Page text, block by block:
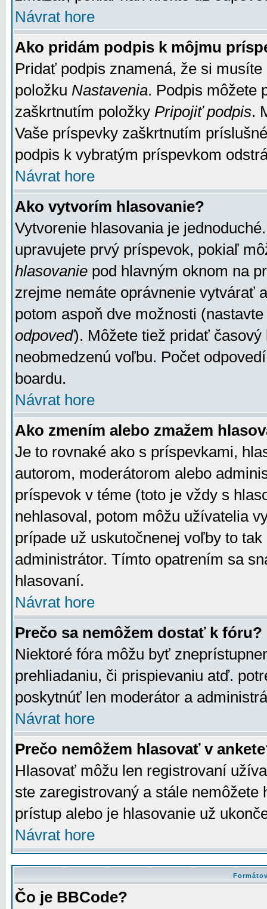
Návrat hore
Ako pridám podpis k môjmu
Pridať podpis znamená, že si
položku Nastavenia. Podpis môžete
zaškrtnutím položky Pripojiť podpis.
Vaše príspevky zaškrtnutím
podpis k vybratým príspevkom
Návrat hore
Ako vytvorím hlasovanie?
Vytvorenie hlasovania je
upravujete prvý príspevok, pokiaľ
hlasovanie pod hlavným oknom na
zrejme nemáte oprávnenie vytvárať
potom aspoň dve možnosti
odpoveď). Môžete tiež pridať
neobmedzenú voľbu. Počet
boardu.
Návrat hore
Ako zmením alebo zmažem
Je to rovnaké ako s príspevkami,
autorom, moderátorom alebo
príspevok v téme (toto je vždy s
nehlasoval, potom môžu užívatelia
prípade už uskutočnenej voľby to
administrátor. Tímto opatrením sa
hlasovaní.
Návrat hore
Prečo sa nemôžem dostať k fóru?
Niektoré fóra môžu byť
prehliadaniu, či prispievaniu atď.
poskytnúť len moderátor a
Návrat hore
Prečo nemôžem hlasovať v
Hlasovať môžu len registrovaní
ste zaregistrovaný a stále
prístup alebo je hlasovanie už
Návrat hore
Čo je BBCode?